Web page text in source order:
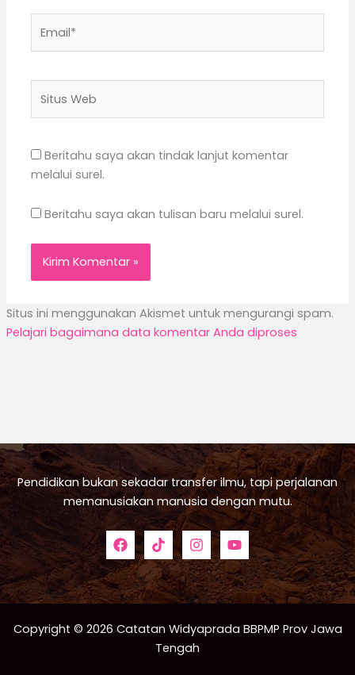
Web
Beritahu saya akan tindak lanjut komentar
melalui surel.
Beritahu saya akan tulisan baru melalui surel.
Situs ini menggunakan Akismet untuk mengurangi spam.
Pelajari bagaimana data komentar Anda diproses
Pendidikan bukan sekadar transfer ilmu, tapi perjalanan
memanusiakan manusia dengan mutu.
Copyright © 2026 Catatan Widyaprada BBPMP Prov Jawa
Tengah